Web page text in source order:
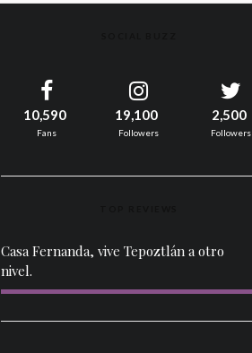
10,590
Fans
19,100
Followers
2,500
Followers
Casa Fernanda, vive Tepoztlán a otro
nivel.